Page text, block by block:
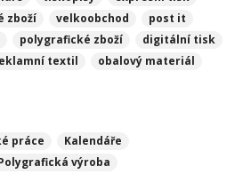
zboží velkoobchod
post it
polygrafické zboží
digitální tisk
textil obalový materiál
práce
Kalendáře
výroba